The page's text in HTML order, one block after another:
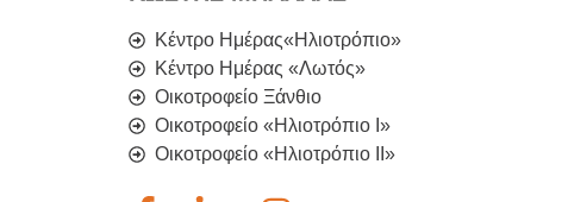
Κέντρο Ημέρας«Ηλιοτρόπιο»
Κέντρο Ημέρας «Λωτός»
Οικοτροφείο Ξάνθιο
Οικοτροφείο «Ηλιοτρόπιο Ι»
Οικοτροφείο «Ηλιοτρόπιο IΙ»